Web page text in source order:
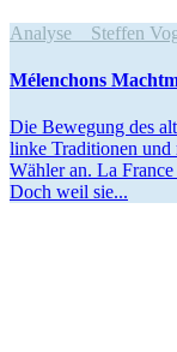
Analyse Steffen
Mélen­chons
Die Bewegung des
linke Tradi­tionen und
Wähler an. La
Doch weil sie...